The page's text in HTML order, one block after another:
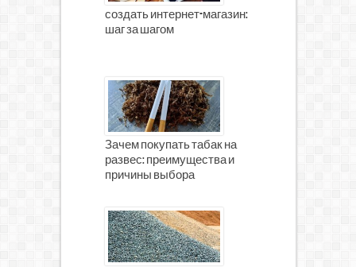
создать интернет-магазин:
шаг за шагом
Зачем покупать табак на
развес: преимущества и
причины выбора